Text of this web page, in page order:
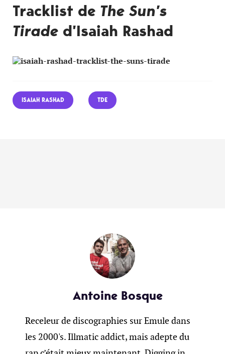
Tracklist de The Sun’s
Tirade d’Isaiah Rashad
ISAIAH RASHAD TDE
Antoine Bosque
Receleur de discographies sur Emule dans
les 2000's. Illmatic addict, mais adepte du